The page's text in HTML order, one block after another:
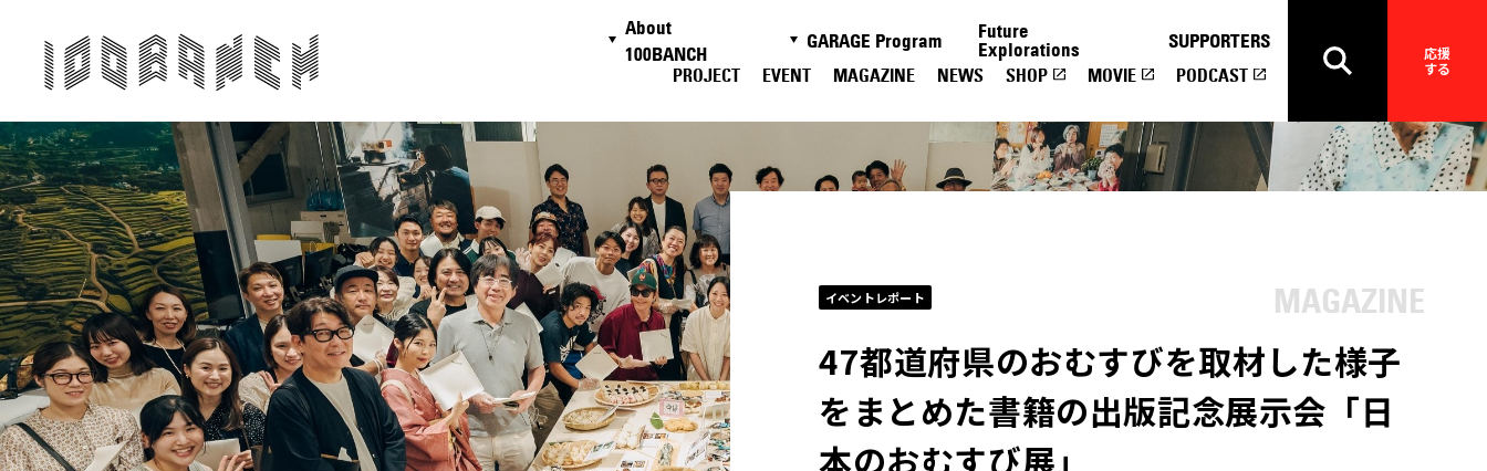
応援
する
About
100BANCH
GARAGE Program
Future
Explorations
SUPPORTERS
PROJECT
EVENT MAGAZINE NEWS SHOP MOVIE PODCAST
イベントレポート
47都道府県のおむすびを取材した様子
をまとめた書籍の出版記念展示会「日
本のおむすび展」